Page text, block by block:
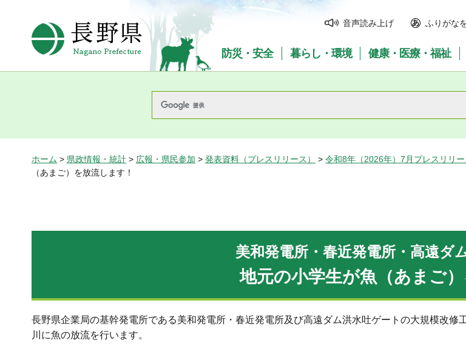
長野県Nagano Prefecture
音声読み上げ ふりがな
防災・安全 暮らし・環境 健康・医療・福祉
ホーム > 県政情報・統計 > 広報・県民参加 > 発表資料（プレスリリース） > 令和8年（2026年）7月プレスリリ
（あまご）を放流します！
美和発電所・春近発電所・高遠ダ
地元の小学生が魚（あまご）
長野県企業局の基幹発電所である美和発電所・春近発電所及び高遠ダム洪水吐ゲートの大規模改
川に魚の放流を行います。